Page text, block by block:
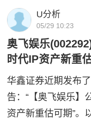
U分析
05/29 10:23
奥飞娱乐
时代IP资产新重
华鑫证券近期发布
告：“【奥飞娱乐】
资产新重估可期”。